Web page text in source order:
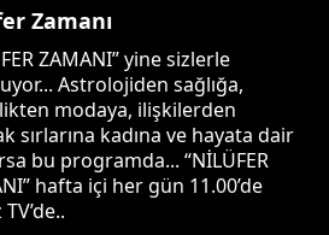
Zamanı
ZAMANI” yine sizlerle
Astrolojiden sağlığa,
modaya, ilişkilerden
sırlarına kadına ve hayata dair
bu programda... “NİLÜFER
hafta içi her gün 11.00’de